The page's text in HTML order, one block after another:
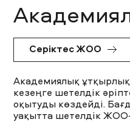
Серіктес ЖОО
Академиялық
кезеңге шетелдік
оқытуды көздейді.
уақытта шетелдік